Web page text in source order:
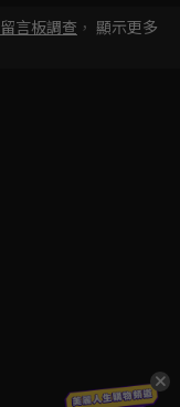
留言板調查 ， 顯示更多